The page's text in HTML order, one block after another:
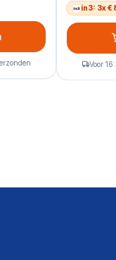
in3: 3x €
Voor